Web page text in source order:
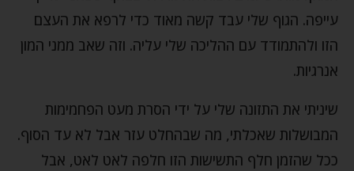
עייפה. הגוף שלי עבד קשה מאוד כדי לרפא את העצם
הזו ולהתמודד עם ההליכה שלי עליה. וזה שאב ממני המון
אנרגיות.
שיניתי את התזונה שלי על ידי הסרת מעט הפחמימות
המבושלות שאכלתי, מה שבהחלט עזר אבל לא עד הסוף.
ככל שהזמן חלף התשישות הזו חלפה לאט לאט, אבל